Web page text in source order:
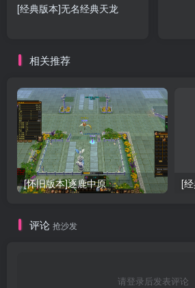
[经典版本]无名经典天龙
相关推荐
[怀旧版本]逐鹿中原 [
评论 抢沙发
请登录后发表评论